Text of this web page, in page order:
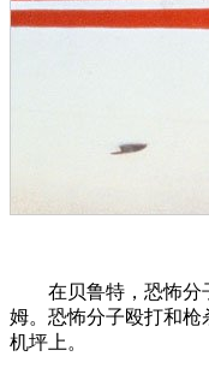
在贝鲁特，恐怖分子
姆。恐怖分子殴打和
机坪上。